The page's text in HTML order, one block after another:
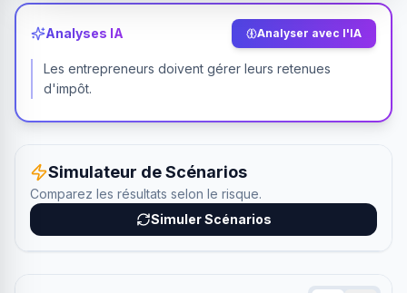
Analyses IA Analyser avec l'IA
Les entrepreneurs doivent gérer leurs retenues
d'impôt.
Simulateur de Scénarios
Comparez les résultats selon le risque.
Simuler Scénarios